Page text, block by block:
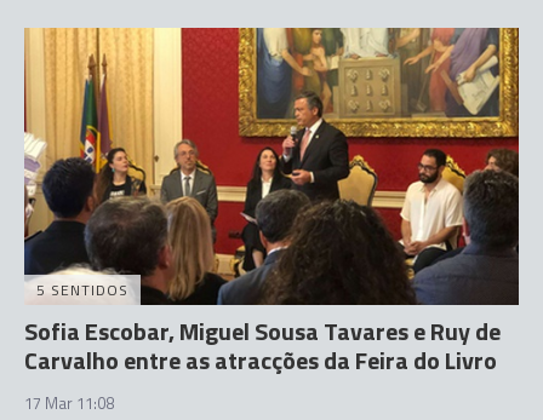
5 SENTIDOS
Sofia Escobar, Miguel Sousa Tavares e Ruy de
Carvalho entre as atracções da Feira do Livro
17 Mar 11:08